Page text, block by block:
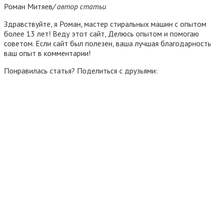
Роман Митяев/ автор статьи
Здравствуйте, я Роман, мастер стиральных машин с опытом
более 13 лет! Веду этот сайт, Делюсь опытом и помогаю
советом. Если сайт был полезен, ваша лучшая благодарность
ваш опыт в комментарии!
Понравилась статья? Поделиться с друзьями: